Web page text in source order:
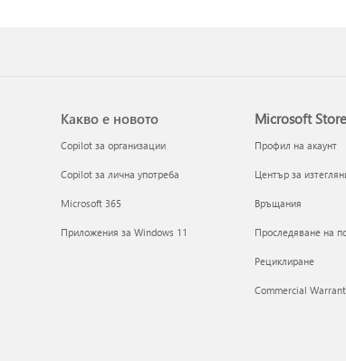
Какво е новото
Copilot за организации
Copilot за лична употреба
Microsoft 365
Приложения за Windows 11
Microsoft Store
Профил на акаунт
Център за
Връщания
Проследяване на
Рециклиране
Commercial